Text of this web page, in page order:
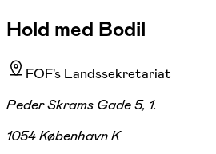
Hold med Bodil
FOF's Landssekretariat
Peder Skrams Gade 5, 1.
1054 København K